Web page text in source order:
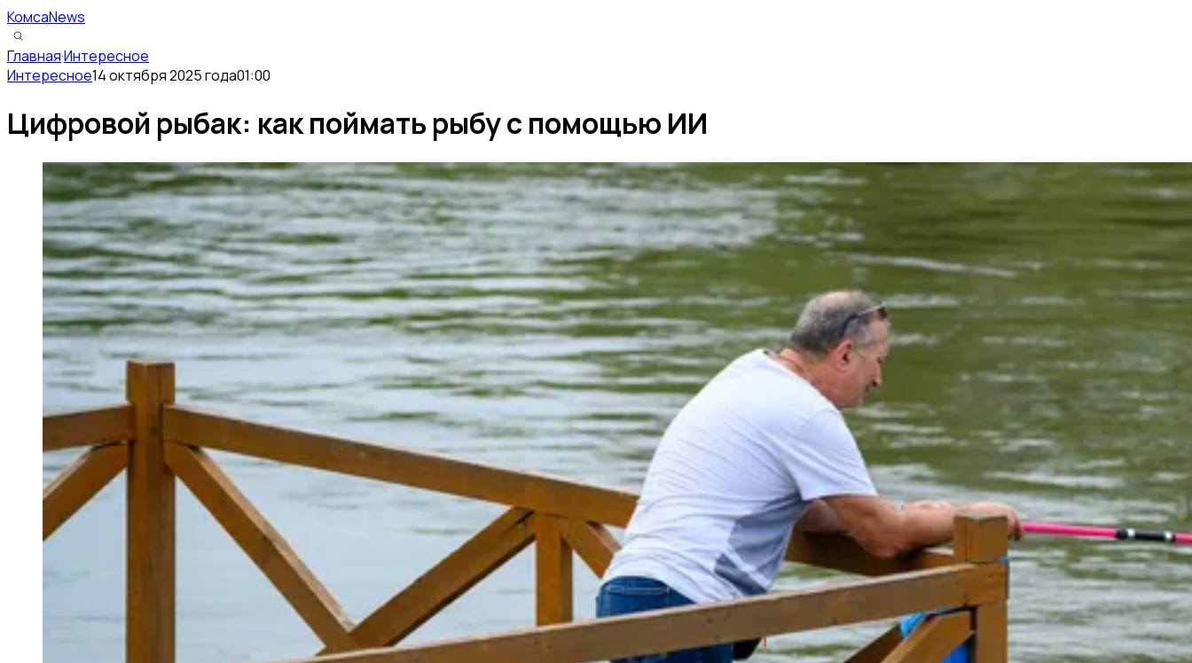
КомсаNews
Главная·Интересное
Интересное14 октября 2025 года01:00
Цифровой рыбак: как поймать рыбу с помощью ИИ